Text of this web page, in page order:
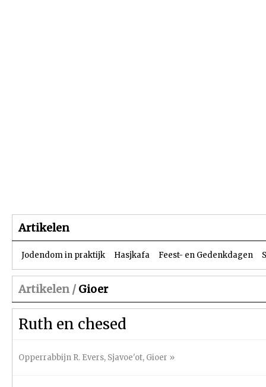
Artikelen
Jodendom in praktijk Hasjkafa Feest- en Gedenkdagen
Artikelen / Gioer
Ruth en chesed
Opperrabbijn R. Evers, Sjavoe'ot, Gioer »